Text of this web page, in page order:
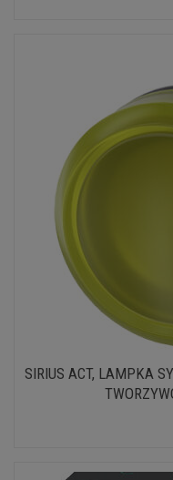
SIRIUS ACT, LAMPKA